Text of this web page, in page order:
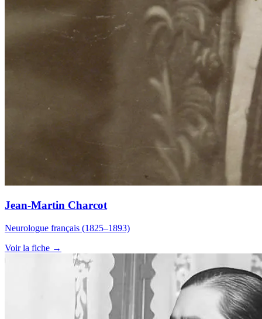
Jean-Martin Charcot
Neurologue français (1825–1893)
Voir la fiche →